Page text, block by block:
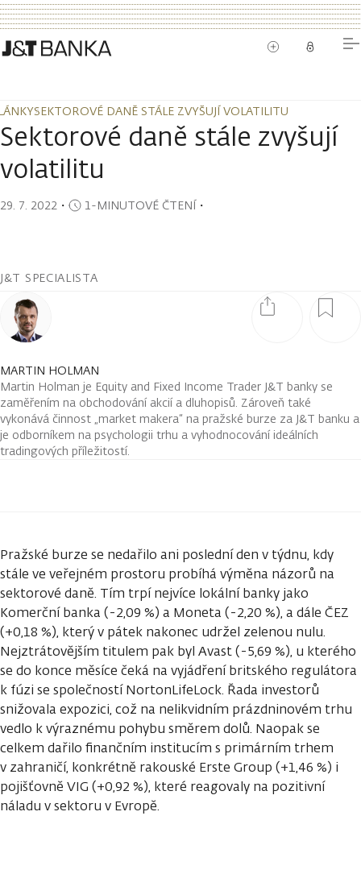
SEKTOROVÉ DANĚ STÁLE ZVYŠUJÍ VOLATILITU
SEKTOROVÉ DANĚ STÁLE ZVYŠUJÍ VOLATILITU
Sektorové daně stále zvyšují
volatilitu
29. 7. 2022 ・ 1-MINUTOVÉ ČTENÍ・
J&T SPECIALISTA
MARTIN HOLMAN
Martin Holman je Equity and Fixed Income Trader J&T banky se
zaměřením na obchodování akcií a dluhopisů. Zároveň také
vykonává činnost „market makera“ na pražské burze za J&T banku a
je odborníkem na psychologii trhu a vyhodnocování ideálních
tradingových příležitostí.
Pražské burze se nedařilo ani poslední den v týdnu, kdy
stále ve veřejném prostoru probíhá výměna názorů na
sektorové daně. Tím trpí nejvíce lokální banky jako
Komerční banka (-2,09 %) a Moneta (-2,20 %), a dále ČEZ
(+0,18 %), který v pátek nakonec udržel zelenou nulu.
Nejztrátovějším titulem pak byl Avast (-5,69 %), u kterého
se do konce měsíce čeká na vyjádření britského regulátora
k fúzi se společností NortonLifeLock. Řada investorů
snižovala expozici, což na nelikvidním prázdninovém trhu
vedlo k výraznému pohybu směrem dolů. Naopak se
celkem dařilo finančním institucím s primárním trhem
v zahraničí, konkrétně rakouské Erste Group (+1,46 %) i
pojišťovně VIG (+0,92 %), které reagovaly na pozitivní
náladu v sektoru v Evropě.